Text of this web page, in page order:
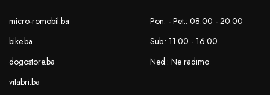
micro-romobil.ba
bike.ba
dogostore.ba
vitabri.ba
Pon. - Pet.: 08:00 - 20:00
Sub.: 11:00 - 16:00
Ned.: Ne radimo